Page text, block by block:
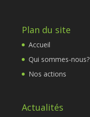
Plan du site
Accueil
Qui sommes-nous?
Nos actions
Actualités